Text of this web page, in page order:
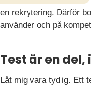
en rekrytering. Därför
använder och på
Test är en del,
Låt mig vara tydlig. Ett